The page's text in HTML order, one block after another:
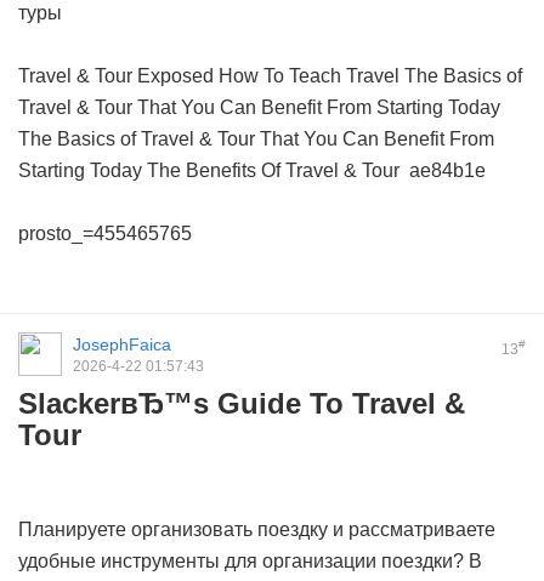
туры
Travel & Tour Exposed How To Teach Travel The Basics of
Travel & Tour That You Can Benefit From Starting Today
The Basics of Travel & Tour That You Can Benefit From
Starting Today The Benefits Of Travel & Tour ae84b1e
prosto_=455465765
13#
JosephFaica
2026-4-22 01:57:43
SlackerвЂ™s Guide To Travel &
Tour
Планируете организовать поездку и рассматриваете
удобные инструменты для организации поездки? В